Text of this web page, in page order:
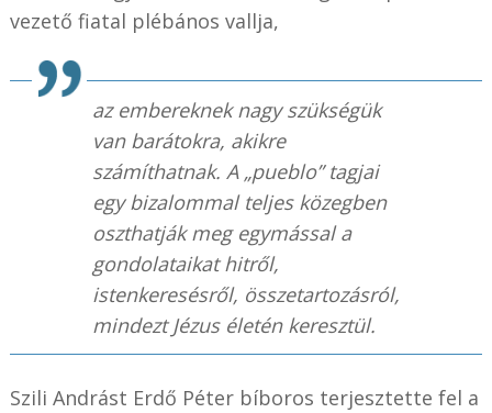
vezető fiatal plébános vallja,
az embereknek nagy szükségük
van barátokra, akikre
számíthatnak. A „pueblo” tagjai
egy bizalommal teljes közegben
oszthatják meg egymással a
gondolataikat hitről,
istenkeresésről, összetartozásról,
mindezt Jézus életén keresztül.
Szili Andrást Erdő Péter bíboros terjesztette fel a